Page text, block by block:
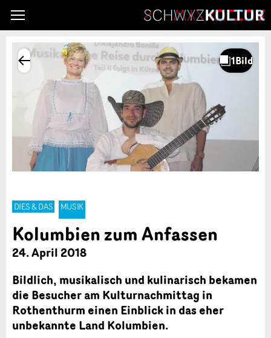
DIES & DAS MUSIK
Kolumbien zum Anfassen
24. April 2018
Bildlich, musikalisch und kulinarisch bekamen
die Besucher am Kulturnachmittag in
Rothenthurm einen Einblick in das eher
unbekannte Land Kolumbien.